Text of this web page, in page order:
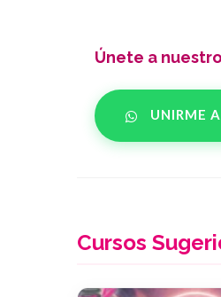
Únete a
UNIRME
Cursos